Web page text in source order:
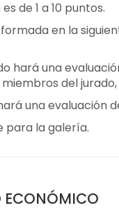
de 1 a 10 puntos.
en la
hará una
del
una evaluación
para la galería.
ECONÓMICO